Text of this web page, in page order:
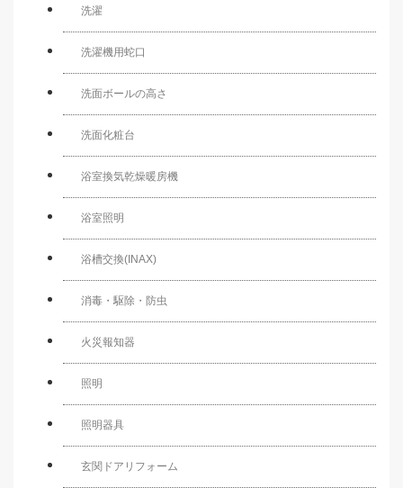
洗濯
洗濯機用蛇口
洗面ボールの高さ
洗面化粧台
浴室換気乾燥暖房機
浴室照明
浴槽交換(INAX)
消毒・駆除・防虫
火災報知器
照明
照明器具
玄関ドアリフォーム